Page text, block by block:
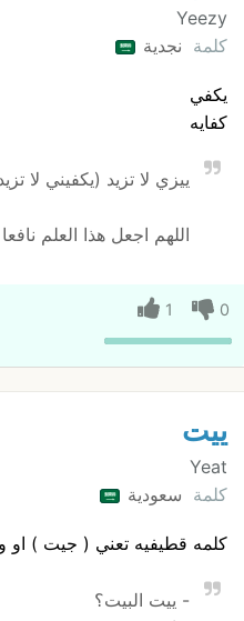
Yeezy
كلمة نجدية
يكفي
كفايه
ييزي لا تزيد (يكفيني لا
اللهم اجعل هذا العلم
0
1
ييت
Yeat
كلمة سعودية
كلمه قطيفيه تعني ( جيت )
- ييت البيت؟